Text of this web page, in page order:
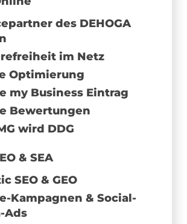
des DEHOGA
im Netz
Optimierung
my Business Eintrag
Bewertungen
wird DDG
& SEA
SEO & GEO
Kampagnen & Social-
Ads